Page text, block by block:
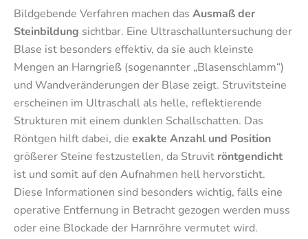
Bildgebende Verfahren machen das Ausmaß der
Steinbildung sichtbar. Eine Ultraschalluntersuchung der
Blase ist besonders effektiv, da sie auch kleinste
Mengen an Harngrieß (sogenannter „Blasenschlamm“)
und Wandveränderungen der Blase zeigt. Struvitsteine
erscheinen im Ultraschall als helle, reflektierende
Strukturen mit einem dunklen Schallschatten. Das
Röntgen hilft dabei, die exakte Anzahl und Position
größerer Steine festzustellen, da Struvit röntgendicht
ist und somit auf den Aufnahmen hell hervorsticht.
Diese Informationen sind besonders wichtig, falls eine
operative Entfernung in Betracht gezogen werden muss
oder eine Blockade der Harnröhre vermutet wird.